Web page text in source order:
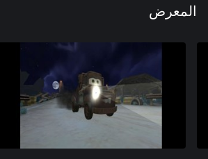
المعرض